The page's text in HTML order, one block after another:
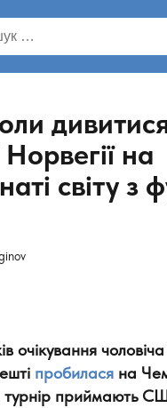
Норвегії на
світу з
очікування
пробилася на
турнір приймають